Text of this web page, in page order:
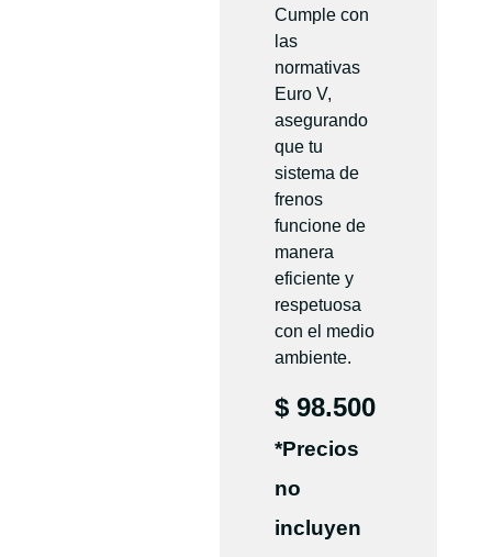
Cumple con
las
normativas
Euro V,
asegurando
que tu
sistema de
frenos
funcione de
manera
eficiente y
respetuosa
con el medio
ambiente.
$98.500
*Precios
no
incluyen